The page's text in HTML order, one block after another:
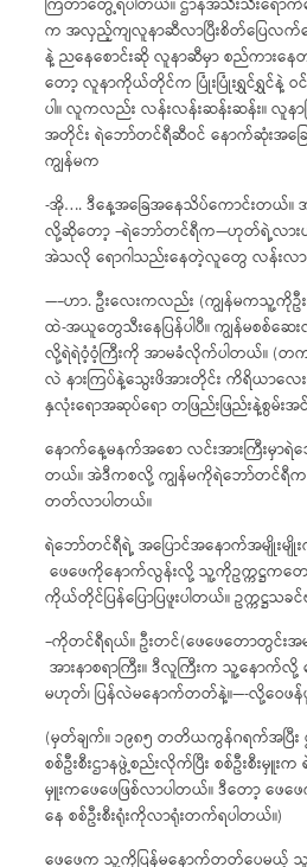
ကြတာတွေ့ရပါတယ်။ ဌာနအသီးသီးရော
က အလှည့်ကျလူနာဆီလာပြီးစိတ်ပြေလက်ပ
နဲ့ ညနေစောင်းဆို လူနာဆီမှာ စည်ကားန
တော့ လူနာကိုယ်တိုင်က ပြုံးပြုံးရွှင်ရွှင်နဲ့ ဝင်
ပါ။ လူကလည်း လန်းလန်းဆန်းဆန်း။ လူနာ
အတိုင်း ရဲဘော်တင်ရီဆီဝင် နောက်ဆုံးအခ
ကျွန်မက
-အို…. ဒီနေ့အခြေအနေသိပ်ကောင်းတယ်
လို့ဆိုတော့ –ရဲဘော်တင်ရီက—ဟုတ်ရဲ့လား
အဲသလို ရောဂါသည်းနေတဲ့လူတွေ လန်းလ
—–ဟာ. ဦးလေးကလည်း (ကျွန်မကသူ့ကိုဦး
ထဲ-အယူတွေသီးနေပြန်ပါပီ။ ကျွန်မစစ်ဆေးလ
လို့ရဲရဲဝံ့ဝံ့ကြီးကို အာမခံလိုက်ပါတယ်။ (
လဲ နားကြပ်နဲ့သွေးဖိအားတိုင်း ကိရိယာ
နှလုံးရောအဆုပ်ရော တဖြည်းဖြည်းနဲ့စွမ်းအင်
နောက်နေ့မနက်အစော လင်းအားကြီးမှာ
တယ်။ အဲဒီကစလို့ ကျွန်မကိုရဲဘော်တင်ရီက
တတ်လာပါတယ်။
ရဲဘော်တင်ရီရဲ့ အပြောင်အနောက်အမျိုးမ
ဖေဖေကိုနောက်လွန်းလို့ သူ့ကိုဥက္ကဋ္ဌကတ
ကိုယ်တိုင်ပြန်ပြောပြဖူးပါတယ်။ ဥက္ကဋ္ဌသ
–ကိုတင်ရီရယ်။ ဦးတင်(ဖေဖေတောတွင်းအ
အားနာစရာကြီး။ ဒီလူကြီးက သူ့နောက်
မဟုတ်၊ ပြန်လဲမနောက်တတ်နဲ့။—-လို့ဝေဖ
(မှတ်ချက်။ ၁၉၈၅ တတိယကွန်ဂရက်အပြီး
စစ်ဦးစီးဌာနဖွဲ့စည်းလိုက်ပြီး စစ်ဦးစီးမှူးက
မှူးကဖေဖေဖြစ်လာပါတယ်။ ဒီတော့ ဖေ
နေ စစ်ဦးစီးရုံးကိုလာရုံးတက်ရပါတယ်။)
ဖေဖေက သူ့ကိုပြန်မနောက်တတ်ပေမယ့် သူရဲ့